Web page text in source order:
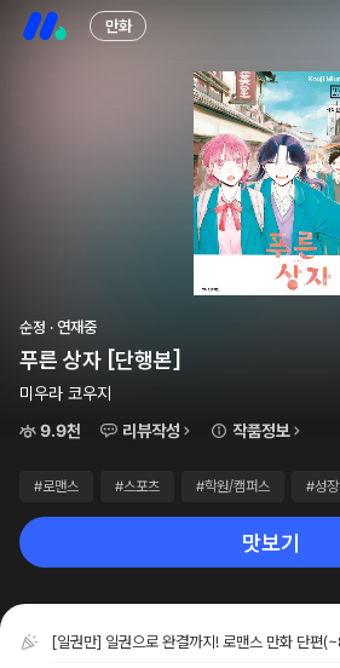
만화
순정 · 연재중
푸른 상자 [단행본]
미우라 코우지
9.9천
리뷰작성 작품정보
#로맨스 #스포츠 #학원/캠퍼스 #성
맛보기
[일권만] 일권으로 완결까지! 로맨스 만화 단편